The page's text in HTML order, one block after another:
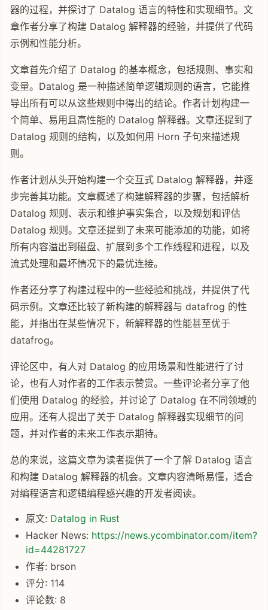
器的过程，并探讨了 Datalog 语言的特性和实现细节。文
章作者分享了构建 Datalog 解释器的经验，并提供了代码
示例和性能分析。
文章首先介绍了 Datalog 的基本概念，包括规则、事实和
变量。Datalog 是一种描述简单逻辑规则的语言，它能推
导出所有可以从这些规则中得出的结论。作者计划构建一
个简单、易用且高性能的 Datalog 解释器。文章还提到了
Datalog 规则的结构，以及如何用 Horn 子句来描述规
则。
作者计划从头开始构建一个交互式 Datalog 解释器，并逐
步完善其功能。文章概述了构建解释器的步骤，包括解析
Datalog 规则、表示和维护事实集合，以及规划和评估
Datalog 规则。文章还提到了未来可能添加的功能，如将
所有内容溢出到磁盘、扩展到多个工作线程和进程，以及
流式处理和最坏情况下的最优连接。
作者还分享了构建过程中的一些经验和挑战，并提供了代
码示例。文章还比较了新构建的解释器与 datafrog 的性
能，并指出在某些情况下，新解释器的性能甚至优于
datafrog。
评论区中，有人对 Datalog 的应用场景和性能进行了讨
论，也有人对作者的工作表示赞赏。一些评论者分享了他
们使用 Datalog 的经验，并讨论了 Datalog 在不同领域的
应用。还有人提出了关于 Datalog 解释器实现细节的问
题，并对作者的未来工作表示期待。
总的来说，这篇文章为读者提供了一个了解 Datalog 语言
和构建 Datalog 解释器的机会。文章内容清晰易懂，适合
对编程语言和逻辑编程感兴趣的开发者阅读。
原文: Datalog in Rust
Hacker News: https://news.ycombinator.com/item?
id=44281727
作者: brson
评分: 114
评论数: 8